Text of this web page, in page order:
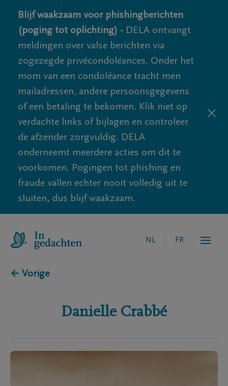
Blijf waakzaam voor phishingberichten
(poging tot oplichting) - DELA ontvangt
meldingen over valse berichten via
zogezegde privécondoléances. Onder het
mom van een condoléance tracht men
mailadressen, andere persoonsgegevens
of een betaling te bekomen. Klik niet op
verdachte links of bijlagen en controleer
de afzender zorgvuldig. DELA
onderneemt meerdere acties om dit te
voorkomen. Pogingen tot phishing en
fraude vallen echter nooit volledig uit te
sluiten, dus blijf waakzaam.
NL FR
← Vorige
Danielle Crabbé